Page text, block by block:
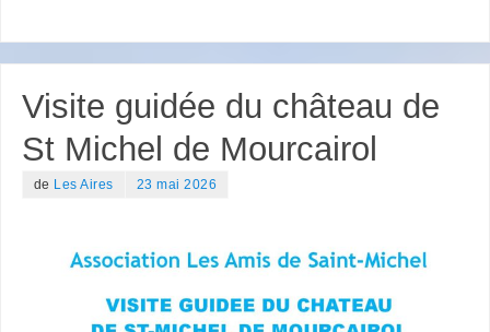
Visite guidée du château de
St Michel de Mourcairol
de Les Aires 23 mai 2026